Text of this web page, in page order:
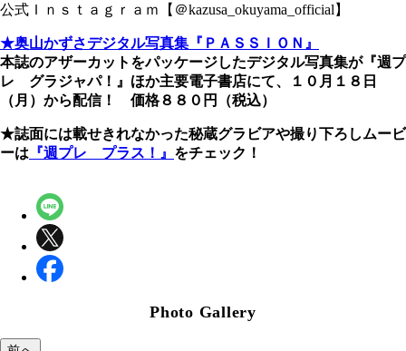
公式Ｉｎｓｔａｇｒａｍ【＠kazusa_okuyama_official】
★奥山かずさデジタル写真集『ＰＡＳＳＩＯＮ』
本誌のアザーカットをパッケージしたデジタル写真集が『週プ
レ グラジャパ！』ほか主要電子書店にて、１０月１８日
（月）から配信！ 価格８８０円（税込）
★誌面には載せきれなかった秘蔵グラビアや撮り下ろしムービ
ーは 『週プレ プラス！』 をチェック！
Photo Gallery